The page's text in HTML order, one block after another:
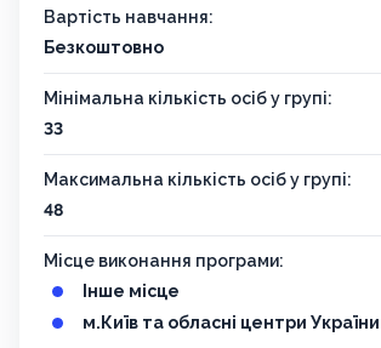
Вартість навчання:
Безкоштовно
Мінімальна кількість осіб у групі:
33
Максимальна кількість осіб у групі:
48
Місце виконання програми:
Інше місце
м.Київ та обласні центри України